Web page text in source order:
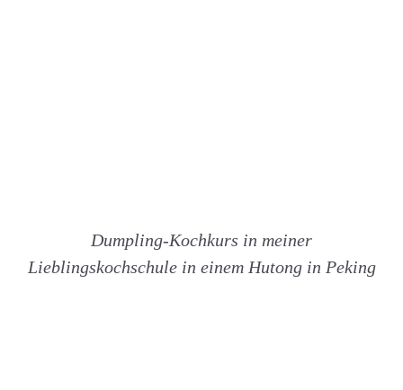
Dumpling-Kochkurs in meiner
Lieblingskochschule in einem Hutong in Peking